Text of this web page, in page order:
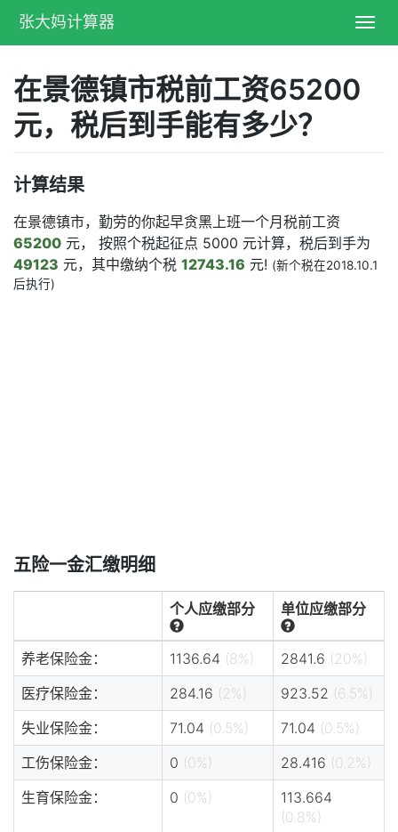
张大妈计算器
在景德镇市税前工资65200
元，税后到手能有多少？
计算结果
在景德镇市，勤劳的你起早贪黑上班一个月税前工资
65200 元， 按照个税起征点 5000 元计算，税后到手为
49123 元，其中缴纳个税 12743.16 元! (新个税在2018.10.1
后执行)
五险一金汇缴明细
个人应缴部分 单位应缴部分
养老保险金： 1136.64 (8%) 2841.6 (20%)
医疗保险金：
284.16 (2%) 923.52 (6.5%)
失业保险金：
71.04 (0.5%) 71.04 (0.5%)
工伤保险金：
0 (0%) 28.416 (0.2%)
生育保险金：
0 (0%)
113.664
(0.8%)